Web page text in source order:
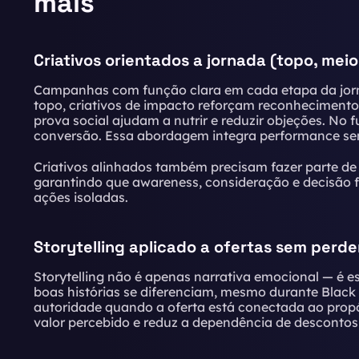
Criativos orientados a jornada (topo,
Campanhas com função clara em cada etapa da
topo, criativos de impacto reforçam
prova social ajudam a nutrir e reduzir objeções. No
conversão. Essa abordagem integra performance
Criativos alinhados também precisam fazer parte de
garantindo que awareness, consideração e
ações isoladas.
Storytelling aplicado a ofertas sem
Storytelling não é apenas narrativa emocional — é
boas histórias se diferenciam, mesmo durante
autoridade quando a oferta está conectada ao
valor percebido e reduz a dependência de